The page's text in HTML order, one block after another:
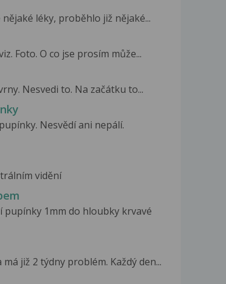
léky, proběhlo již nějaké...
Foto. O co jse prosím může...
Nesvedi to. Na začátku to...
Nesvědí ani nepálí.
vidění
pupínky 1mm do hloubky krvavé
již 2 týdny problém. Každý den...